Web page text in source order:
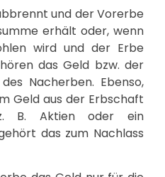
und der Vorerbe
erhält oder, wenn
wird und der Erbe
das Geld bzw. der
Nacherben. Ebenso,
Geld aus der Erbschaft
B. Aktien oder ein
das zum Nachlass